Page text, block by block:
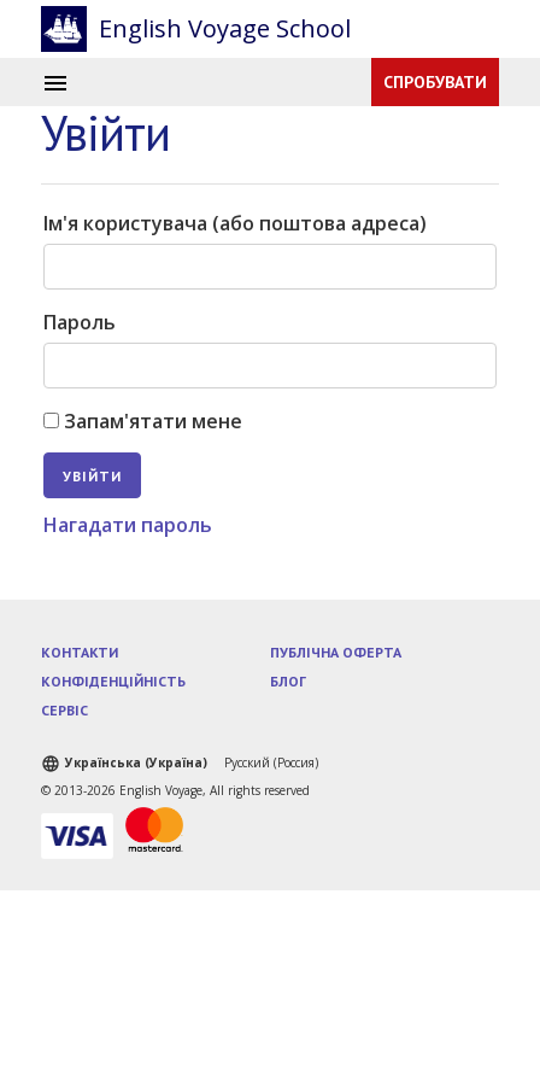
English Voyage School
СПРОБУВАТИ
Увійти
Ім'я користувача (або поштова адреса)
Пароль
Запам'ятати мене
Нагадати пароль
КОНТАКТИ
ПУБЛІЧНА ОФЕРТА
КОНФІДЕНЦІЙНІСТЬ
БЛОГ
СЕРВІС
Українська (Україна)
Русский (Россия)
© 2013-2026 English Voyage, All rights reserved